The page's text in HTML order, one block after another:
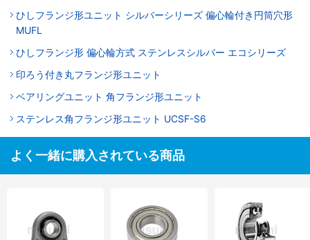
ひしフランジ形ユニット シルバーシリーズ 偏心輪付き円筒穴形
MUFL
ひしフランジ形 偏心輪方式 ステンレスシルバー エコシリーズ
印ろう付き丸フランジ形ユニット
ベアリングユニット 角フランジ形ユニット
ステンレス角フランジ形ユニット UCSF-S6
よく一緒に購入されている商品